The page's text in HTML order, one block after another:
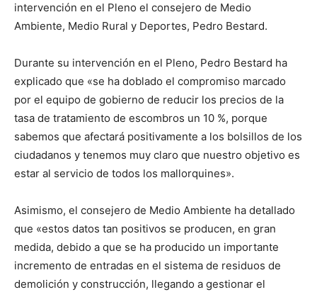
intervención en el Pleno el consejero de Medio
Ambiente, Medio Rural y Deportes, Pedro Bestard.
Durante su intervención en el Pleno, Pedro Bestard ha
explicado que «se ha doblado el compromiso marcado
por el equipo de gobierno de reducir los precios de la
tasa de tratamiento de escombros un 10 %, porque
sabemos que afectará positivamente a los bolsillos de los
ciudadanos y tenemos muy claro que nuestro objetivo es
estar al servicio de todos los mallorquines».
Asimismo, el consejero de Medio Ambiente ha detallado
que «estos datos tan positivos se producen, en gran
medida, debido a que se ha producido un importante
incremento de entradas en el sistema de residuos de
demolición y construcción, llegando a gestionar el